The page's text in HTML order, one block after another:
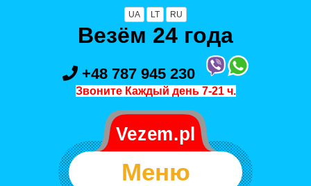
UA LT RU
Везём 24 года
+48 787 945 230
Звоните Каждый день 7-21 ч.
Меню